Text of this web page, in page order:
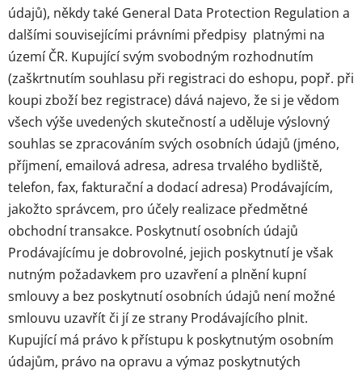
údajů), někdy také General Data Protection Regulation a
dalšími souvisejícími právními předpisy platnými na
území ČR. Kupující svým svobodným rozhodnutím
(zaškrtnutím souhlasu při registraci do eshopu, popř. při
koupi zboží bez registrace) dává najevo, že si je vědom
všech výše uvedených skutečností a uděluje výslovný
souhlas se zpracováním svých osobních údajů (jméno,
příjmení, emailová adresa, adresa trvalého bydliště,
telefon, fax, fakturační a dodací adresa) Prodávajícím,
jakožto správcem, pro účely realizace předmětné
obchodní transakce. Poskytnutí osobních údajů
Prodávajícímu je dobrovolné, jejich poskytnutí je však
nutným požadavkem pro uzavření a plnění kupní
smlouvy a bez poskytnutí osobních údajů není možné
smlouvu uzavřít či jí ze strany Prodávajícího plnit.
Kupující má právo k přístupu k poskytnutým osobním
údajům, právo na opravu a výmaz poskytnutých